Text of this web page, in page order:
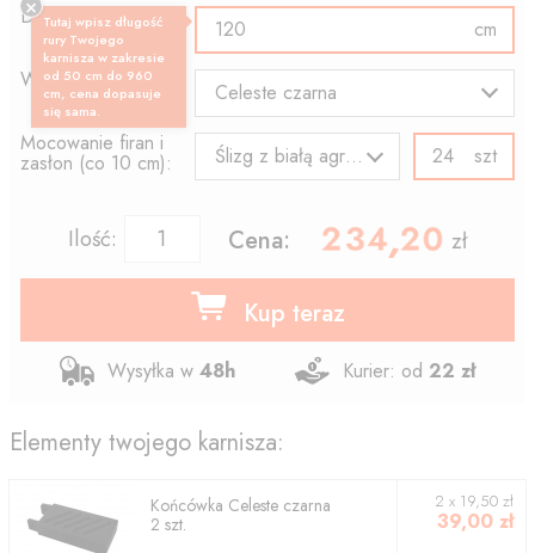
Długość profilu:
cm
Wzór końcówki:
Celeste czarna
Mocowanie firan i
zasłon (co 10 cm): Ślizg z białą agrafką szt
Ilość: Cena: , zł
Kup teraz
Wysyłka w 48h Kurier: od 22 zł
Tutaj wpisz długość
rury Twojego
karnisza w zakresie
od 50 cm do 960
cm, cena dopasuje
się sama.
Elementy twojego karnisza:
Końcówka Celeste czarna
2 szt.
2 x 19,50 zł
39,00 zł